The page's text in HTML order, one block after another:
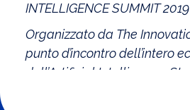
INTELLIGENCE SUMMIT
Organizzato da The
punto d’incontro dell’intero
dell’Artificial Intelligence: